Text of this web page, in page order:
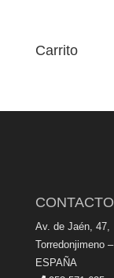
Carrito
CONTACTO
Av. de Jaén, 47,
Torredonjimeno
ESPAÑA